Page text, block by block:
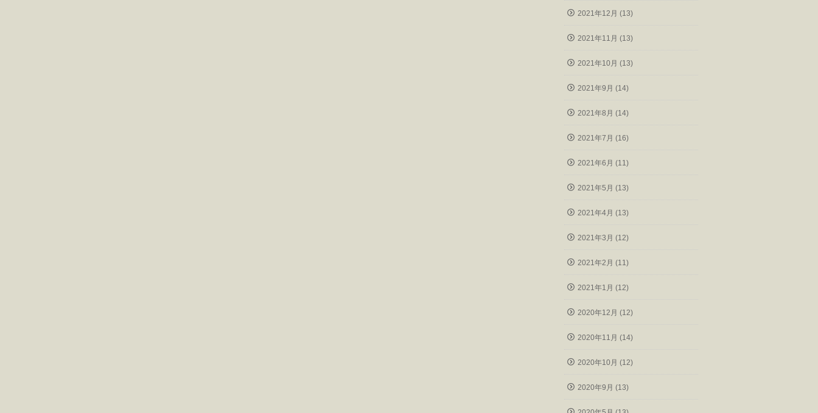
2021年12月 (13)
2021年11月 (13)
2021年10月 (13)
2021年9月 (14)
2021年8月 (14)
2021年7月 (16)
2021年6月 (11)
2021年5月 (13)
2021年4月 (13)
2021年3月 (12)
2021年2月 (11)
2021年1月 (12)
2020年12月 (12)
2020年11月 (14)
2020年10月 (12)
2020年9月 (13)